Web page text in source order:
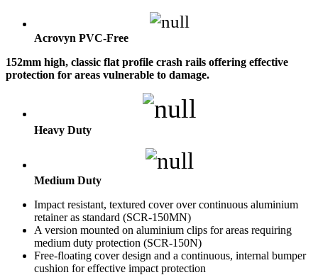
Acrovyn PVC-Free
152mm high, classic flat profile crash rails offering effective
protection for areas vulnerable to damage.
Heavy Duty
Medium Duty
Impact resistant, textured cover over continuous aluminium
retainer as standard (SCR-150MN)
A version mounted on aluminium clips for areas requiring
medium duty protection (SCR-150N)
Free-floating cover design and a continuous, internal bumper
cushion for effective impact protection